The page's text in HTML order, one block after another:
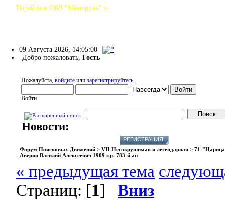
Перейти в ОБД "Мемориал" »
09 Августа 2026, 14:05:00
Добро пожаловать,Гость
Пожалуйста, войдитеили зарегистрируйтесь.
Войти
Новости:
РЕГИСТРАЦИЯ
Форум Поисковых Движений> VII-Несокрушимая и легендарная> 71-"Царица
Аверин Василий Алексеевич 1909 г.р. 783-й ап
« предыдущая тема
Страниц: [1]Вниз